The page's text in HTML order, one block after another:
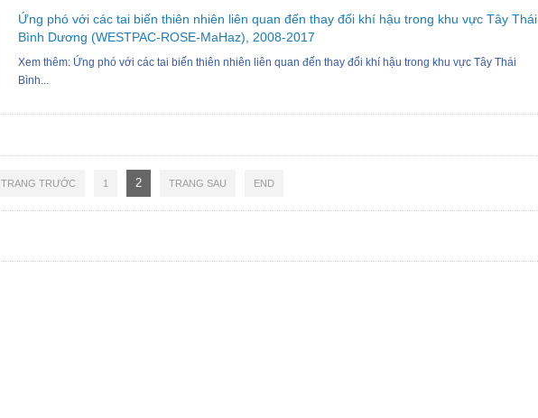
Ứng phó với các tai biến thiên nhiên liên quan đến thay đổi khí hậu trong khu vực Tây Thái
Bình Dương (WESTPAC-ROSE-MaHaz), 2008-2017
Xem thêm: Ứng phó với các tai biến thiên nhiên liên quan đến thay đổi khí hậu trong khu vực Tây Thái
Bình...
TRANG TRƯỚC 1 2 TRANG SAU END